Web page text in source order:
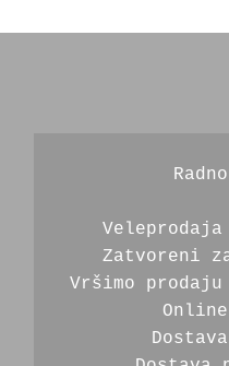
Zatvoreni
Vršimo